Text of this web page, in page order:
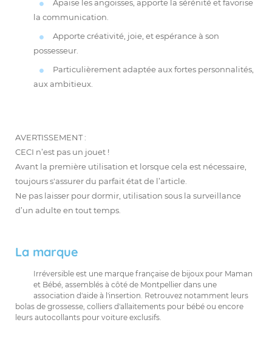
Apaise les angoisses, apporte la sérénité et favorise
la communication.
Apporte créativité, joie, et espérance à son
possesseur.
Particulièrement adaptée aux fortes personnalités,
aux ambitieux.
AVERTISSEMENT :
CECI n’est pas un jouet !
Avant la première utilisation et lorsque cela est nécessaire,
toujours s'assurer du parfait état de l’article.
Ne pas laisser pour dormir, utilisation sous la surveillance
d’un adulte en tout temps.
La marque
Irréversible est une marque française de bijoux pour Maman
et Bébé, assemblés à côté de Montpellier dans une
association d'aide à l'insertion. Retrouvez notamment leurs
bolas de grossesse, colliers d'allaitements pour bébé ou encore
leurs autocollants pour voiture exclusifs.